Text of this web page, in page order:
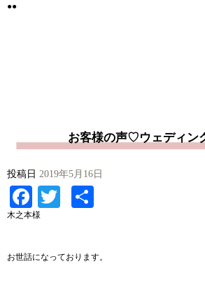
●●
お客様の声♡ウェディン
投稿日 2019年5月16日
Facebook
Twitter
木之本様
お世話になっております。